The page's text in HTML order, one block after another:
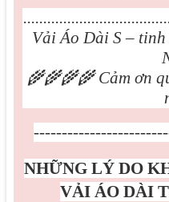
Vải Áo Dài S –
🌾🌾🌾🌾Cảm ơn
NHỮNG LÝ DO
VẢI ÁO DÀI